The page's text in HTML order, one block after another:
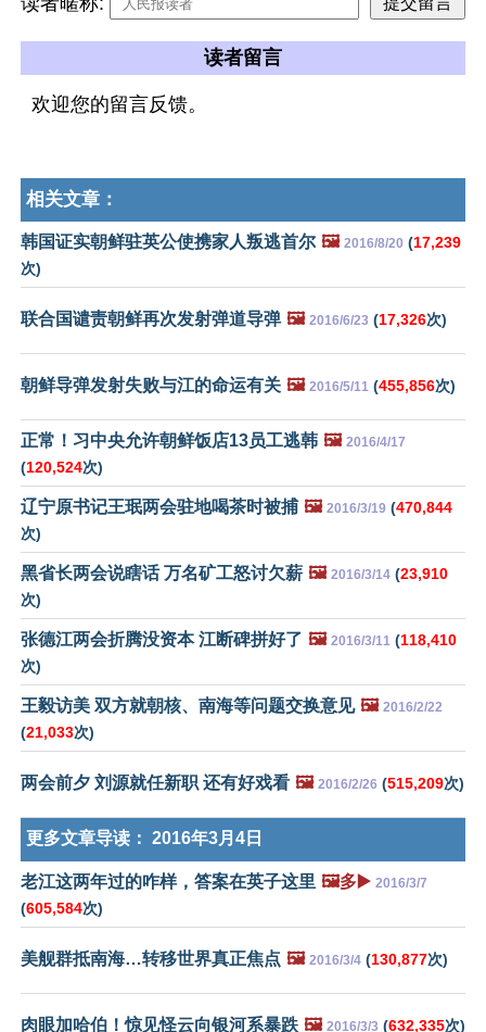
读者留言
欢迎您的留言反馈。
相关文章：
韩国证实朝鲜驻英公使携家人叛逃首尔 🖼️ 2016/8/20 (17,239
次)
联合国谴责朝鲜再次发射弹道导弹 🖼️ 2016/6/23 (17,326次)
朝鲜导弹发射失败与江的命运有关 🖼️ 2016/5/11 (455,856次)
正常！习中央允许朝鲜饭店13员工逃韩 🖼️ 2016/4/17
(120,524次)
辽宁原书记王珉两会驻地喝茶时被捕 🖼️ 2016/3/19 (470,844
次)
黑省长两会说瞎话 万名矿工怒讨欠薪 🖼️ 2016/3/14 (23,910
次)
张德江两会折腾没资本 江断碑拼好了 🖼️ 2016/3/11 (118,410
次)
王毅访美 双方就朝核、南海等问题交换意见 🖼️ 2016/2/22
(21,033次)
两会前夕 刘源就任新职 还有好戏看 🖼️ 2016/2/26 (515,209次)
更多文章导读： 2016年3月4日
老江这两年过的咋样，答案在英子这里 🖼️多▶️ 2016/3/7
(605,584次)
美舰群抵南海…转移世界真正焦点 🖼️ 2016/3/4 (130,877次)
肉眼加哈伯！惊见怪云向银河系暴跌 🖼️ 2016/3/3 (632,335次)